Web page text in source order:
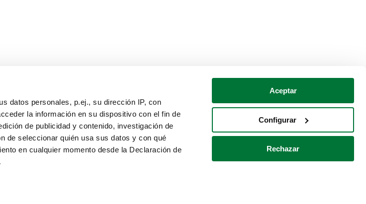
datos personales, p.ej., su dirección IP, con
la información en su dispositivo con el fin de
de publicidad y contenido, investigación de
de seleccionar quién usa sus datos y con qué
en cualquier momento desde la Declaración de
Aceptar
Configurar
Rechazar